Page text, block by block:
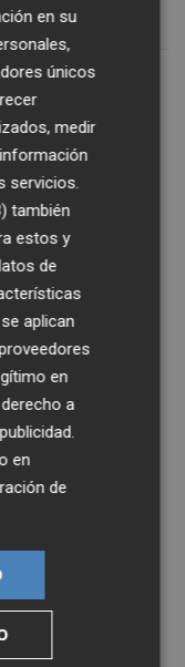
en su
únicos
medir
servicios.
también
estos y
de
aplican
en
a
.
en
de